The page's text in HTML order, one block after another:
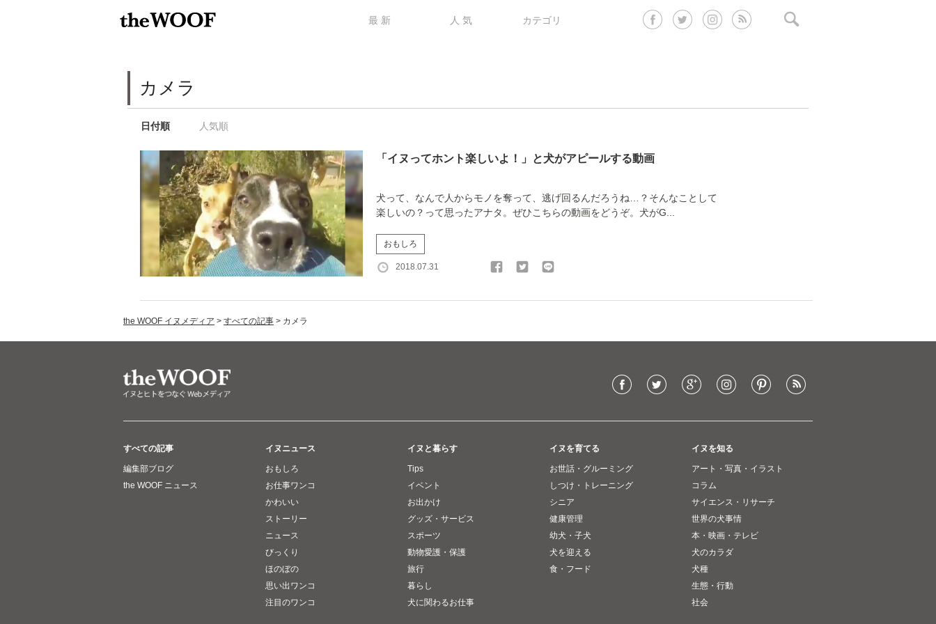
最 新 人 気 カテゴリ
カメラ
日付順 人気順
「イヌってホント楽しいよ！」と犬がアピールする動画
犬って、なんで人からモノを奪って、逃げ回るんだろうね…？そんなことして
楽しいの？って思ったアナタ。ぜひこちらの動画をどうぞ。犬がG...
おもしろ
2018.07.31
the WOOF イヌメディア > すべての記事 > カメラ
すべての記事
編集部ブログ
the WOOF ニュース
イヌニュース
おもしろ
お仕事ワンコ
かわいい
ストーリー
ニュース
びっくり
ほのぼの
思い出ワンコ
注目のワンコ
イヌと暮らす
Tips
イベント
お出かけ
グッズ・サービス
スポーツ
動物愛護・保護
旅行
暮らし
犬に関わるお仕事
イヌを育てる
お世話・グルーミング
しつけ・トレーニング
シニア
健康管理
幼犬・子犬
犬を迎える
食・フード
イヌを知る
アート・写真・イラスト
コラム
サイエンス・リサーチ
世界の犬事情
本・映画・テレビ
犬のカラダ
犬種
生態・行動
社会